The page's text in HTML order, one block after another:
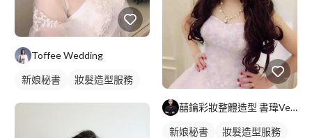
Toffee Wedding
新娘秘書 妝髮造型服務
囍鑰彩妝整體造型 書瑋Venson
新娘秘書 妝髮造型服務